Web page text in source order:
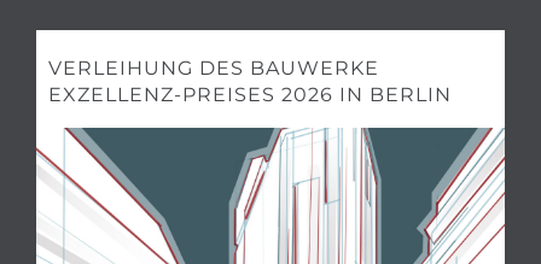
VERLEIHUNG DES BAUWERKE
EXZELLENZ-PREISES 2026 IN BERLIN